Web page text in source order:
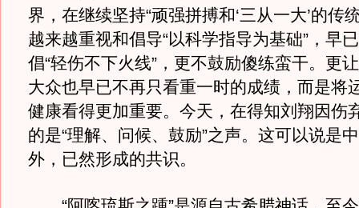
界，在继续坚持“顽强拼搏和‘三从一大’的传
越来越重视和倡导“以科学指导为基础”，早
倡“轻伤不下火线”，更不鼓励傻练蛮干。更
大众也早已不再只看重一时的成绩，而是将
健康看得更加重要。今天，在得知刘翔因伤
的是“理解、问候、鼓励”之声。这可以说是
外，已然形成的共识。